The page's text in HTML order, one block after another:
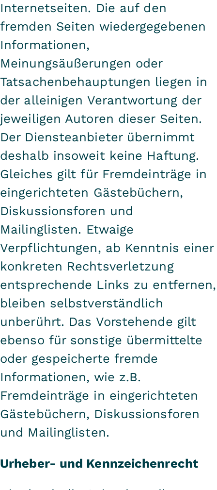
Internetseiten. Die auf den
fremden Seiten wiedergegebenen
Informationen,
Meinungsäußerungen oder
Tatsachenbehauptungen liegen in
der alleinigen Verantwortung der
jeweiligen Autoren dieser Seiten.
Der Diensteanbieter übernimmt
deshalb insoweit keine Haftung.
Gleiches gilt für Fremdeinträge in
eingerichteten Gästebüchern,
Diskussionsforen und
Mailinglisten. Etwaige
Verpflichtungen, ab Kenntnis einer
konkreten Rechtsverletzung
entsprechende Links zu entfernen,
bleiben selbstverständlich
unberührt. Das Vorstehende gilt
ebenso für sonstige übermittelte
oder gespeicherte fremde
Informationen, wie z.B.
Fremdeinträge in eingerichteten
Gästebüchern, Diskussionsforen
und Mailinglisten.
Urheber- und Kennzeichenrecht